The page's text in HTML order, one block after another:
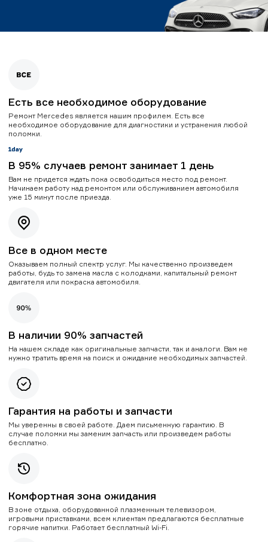
Есть все необходимое оборудование
Ремонт Mercedes является нашим профилем. Есть все
необходимое оборудование для диагностики и устранения любой
поломки.
В 95% случаев ремонт занимает 1 день
Вам не придется ждать пока освободиться место под ремонт.
Начинаем работу над ремонтом или обслуживанием автомобиля
уже 15 минут после приезда.
Все в одном месте
Оказываем полный спектр услуг. Мы качественно произведем
работы, будь то замена масла с колодками, капитальный ремонт
двигателя или покраска автомобиля.
В наличии 90% запчастей
На нашем складе как оригинальные запчасти, так и аналоги. Вам не
нужно тратить время на поиск и ожидание необходимых запчастей.
Гарантия на работы и запчасти
Мы уверенны в своей работе. Даем письменную гарантию. В
случае поломки мы заменим запчасть или произведем работы
бесплатно.
Комфортная зона ожидания
В зоне отдыха, оборудованной плазменным телевизором,
игровыми приставками, всем клиентам предлагаются бесплатные
горячие напитки. Работает бесплатный Wi-Fi.